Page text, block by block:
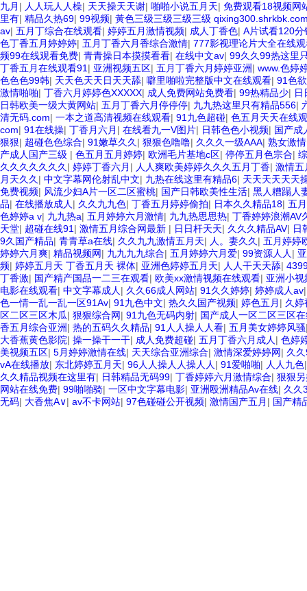
九月 | 人人玩人人橾| 天天操天天谢| 啪啪小说五月天| 免费观看18视频网
里有| 精品久热69| 99视频| 黃色三级三级三级三级
av| 五月丁综合在线观看| 婷婷五月激情视频| 成人丁香色| A片试看120
色丁香五月婷婷婷| 五月丁香六月香综合激情| 777影视理论片大全在线
频99在线观看免费| 青青操日本摸摸看看| 在线中文av| 99久久99热这里
丁香五月在线观看91 | 亚洲视频五区| 五月丁香六月婷婷亚洲| www.色婷
色色色99韩| 天天色天天日天天舔| 噼里啪啦完整版中文在线观看| 91色
激情啪啪| 丁香六月婷婷色XXXXX| 成人免费网站免费看| 99热精品少| 日
日韩欧美一级大黄网站| 五月丁香六月停停停| 九九热这里只有精品556|
清无码.com| 一本之道高清视频在线观看| 91九色超碰| 色五月天天在线
com| 91在线操| 丁香月六月 | 在线看九一V图片| 日韩色色小视频| 国产成
狠狠| 超碰色色综合| 91嫩草久久 | 狠狠色噜噜| 久久久一级AAA| 熟女激
产成人国产三级 | 色五月五月婷婷| 欧洲毛片基地c区| 停停五月色宗合|
久久久久久久久 | 婷婷丁香六月 | 人人爽欧美婷婷久久久五月丁香| 激情
月天久久 | 中文字幕网伦射乱中文| 九热在线这里有精品6| 天天天天天天
免费视频| 风流少妇A片一区二区蜜桃| 国产日韩欧美性生活| 黑人糟蹋人
品| 在线播放成人 | 久久九九色| 丁香五月婷婷偷拍| 日本久久精品18| 五
色婷婷a v| 九九热a| 五月婷婷六月激情| 九九热思思热| 丁香婷婷浪潮AV
天堂| 超碰在线91 | 激情五月综合网最新 | 日日杆天天| 久久久精品AV| 日
9久国产精品| 青青草a在线| 久久九九激情五月天| 人。妻久久 | 五月婷婷
婷婷六月爽| 精品视频网| 九九九九综合| 五月婷婷六月爱| 99资源人人 |
频| 婷婷五月天 丁香五月天 裸体| 亚洲色婷婷五月天| 人人干天天舔|
丁香激| 国产精产国品一二三在观看| 欧美xx激情视频在线观看| 亚洲小
电影在线观看| 中文字幕成人 | 久久66成人网站| 91久久婷婷| 婷婷成人av
色一情一乱一乱一区91Av| 91九色中文| 热久久国产视频| 婷色五月 | 久婷
区二区三区木瓜| 狠狠综合网| 91九色无码内射| 国产成人一区二区三区
香五月综合亚洲| 热的五码久久精品| 91人人操人人看| 五月美女婷婷风骚
大香蕉黄色影院| 操一操干一干| 成人免费超碰| 五月丁香六月成人 | 色婷
美视频五区| 5月婷婷激情在线| 天天综合亚洲综合| 激情深爱婷婷网| 久
vA在线播放| 东北婷婷五月天| 96人人操人人操人人 | 91爱啪啪| 人人九色
久久精品视频在这里有| 日韩精品无码99| 丁香婷婷六月激情综合| 狠狠
网站在线免费| 99啪啪骑| 一区中文字幕电影| 亚洲殴洲精品Av在线| 久久
无码| 大香焦A∨| av不卡网站| 97色碰碰公开视频| 激情国产五月 | 国产精